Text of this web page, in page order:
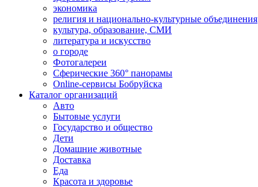
экономика
религия и национально-культурные объединения
культура, образование, СМИ
литература и искусство
о городе
Фотогалереи
Сферические 360° панорамы
Online-сервисы Бобруйска
Каталог организаций
Авто
Бытовые услуги
Государство и общество
Дети
Домашние животные
Доставка
Еда
Красота и здоровье